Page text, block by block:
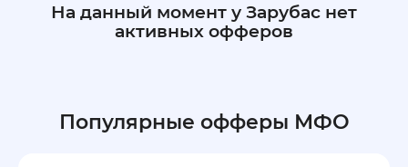
На данный момент у Зарубас нет
активных офферов
Популярные офферы МФО